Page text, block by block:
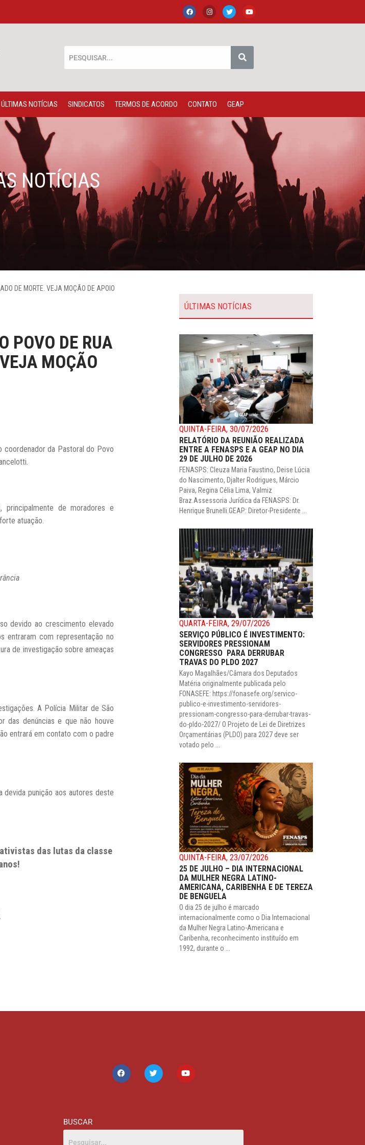
ÚLTIMAS NOTÍCIAS SINDICATOS TERMOS DE ACORDO CONTATO GEAP
NOTÍCIAS
DE MORTE. VEJA MOÇÃO DE APOIO
POVO DE RUA
MOÇÃO
coordenador da Pastoral do Povo
de moradores e
atuação.
devido ao crescimento elevado
entraram com representação no
de investigação sobre ameaças
A Polícia Militar de São
das denúncias e que não houve
entrará em contato com o padre
devida punição aos autores deste
das lutas da classe
ÚLTIMAS NOTÍCIAS
QUINTA-FEIRA, 30/07/2026
RELATÓRIO DA REUNIÃO REALIZADA
ENTRE A FENASPS E A GEAP NO DIA
29 DE JULHO DE 2026
FENASPS: Cleuza Maria Faustino, Deise Lúcia
do Nascimento, Djalter Rodrigues, Márcio
Paiva, Regina Célia Lima, Valmiz
Braz.Assessoria Jurídica da FENASPS: Dr.
Henrique Brunelli.GEAP: Diretor-Presidente ...
QUARTA-FEIRA, 29/07/2026
SERVIÇO PÚBLICO É INVESTIMENTO:
SERVIDORES PRESSIONAM
CONGRESSO PARA DERRUBAR
TRAVAS DO PLDO 2027
Kayo Magalhães/Câmara dos Deputados
Matéria originalmente publicada pelo
FONASEFE: https://fonasefe.org/servico-
publico-e-investimento-servidores-
pressionam-congresso-para-derrubar-travas-
do-pldo-2027/ O Projeto de Lei de Diretrizes
Orçamentárias (PLDO) para 2027 deve ser
votado pelo ...
QUINTA-FEIRA, 23/07/2026
25 DE JULHO – DIA INTERNACIONAL
DA MULHER NEGRA LATINO-
AMERICANA, CARIBENHA E DE TEREZA
DE BENGUELA
O dia 25 de julho é marcado
internacionalmente como o Dia Internacional
da Mulher Negra Latino-Americana e
Caribenha, reconhecimento instituído em
1992, durante o ...
BUSCAR